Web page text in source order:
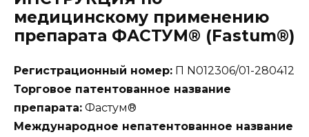
медицинскому применению
препарата ФАСТУМ® (Fastum®)
Регистрационный номер: П N012306/01-280412
Торговое патентованное название
препарата: Фастум®
Международное непатентованное название